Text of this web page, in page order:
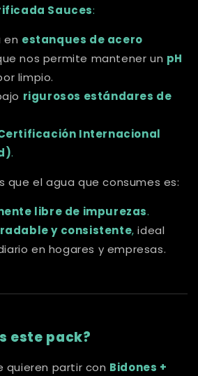
Sauces:
en estanques de acero
nos permite mantener un pH
limpio.
rigurosos estándares de
Internacional
.
que el agua que consumes es:
libre de impurezas.
y consistente,ideal
en hogares y empresas.
este pack?
quieren partir con Bidones +